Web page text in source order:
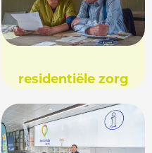
residentiële zorg